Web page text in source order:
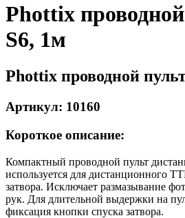
Phottix
S6, 1м
Phottix проводной
Артикул: 10160
Короткое описание:
Компактный проводной пульт
используется для дистанционного
затвора. Исключает размазывание
рук. Для длительной выдержки на
фиксация кнопки спуска затвора.